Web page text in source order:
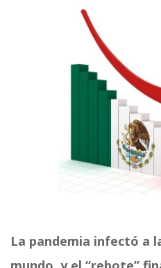
La pandemia infectó a